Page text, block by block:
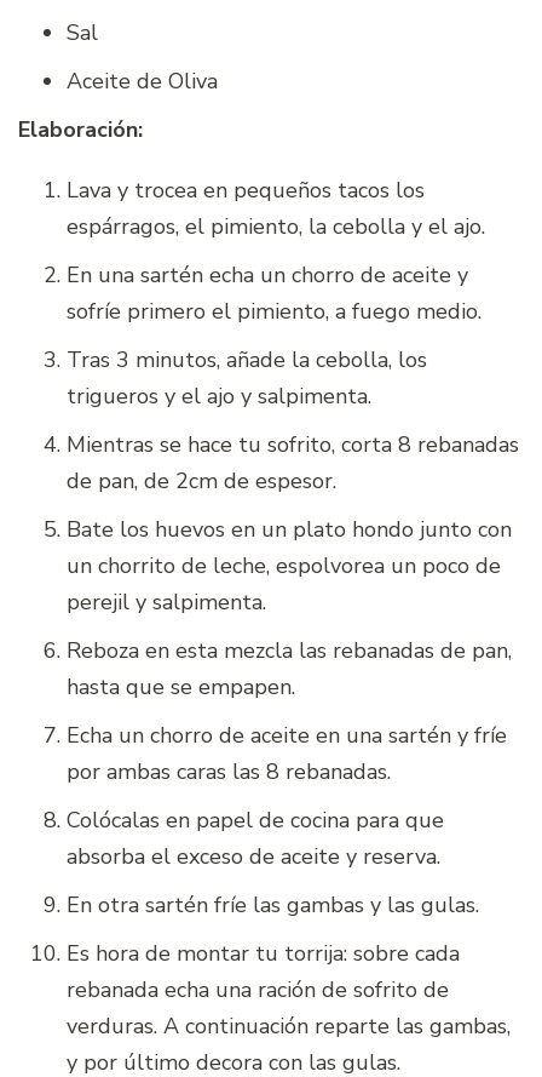
Sal
Aceite de Oliva
Elaboración:
Lava y trocea en pequeños tacos los
espárragos, el pimiento, la cebolla y el ajo.
En una sartén echa un chorro de aceite y
sofríe primero el pimiento, a fuego medio.
Tras 3 minutos, añade la cebolla, los
trigueros y el ajo y salpimenta.
Mientras se hace tu sofrito, corta 8 rebanadas
de pan, de 2cm de espesor.
Bate los huevos en un plato hondo junto con
un chorrito de leche, espolvorea un poco de
perejil y salpimenta.
Reboza en esta mezcla las rebanadas de pan,
hasta que se empapen.
Echa un chorro de aceite en una sartén y fríe
por ambas caras las 8 rebanadas.
Colócalas en papel de cocina para que
absorba el exceso de aceite y reserva.
En otra sartén fríe las gambas y las gulas.
Es hora de montar tu torrija: sobre cada
rebanada echa una ración de sofrito de
verduras. A continuación reparte las gambas,
y por último decora con las gulas.